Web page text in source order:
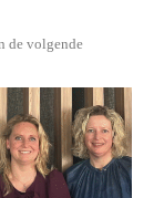
de volgende